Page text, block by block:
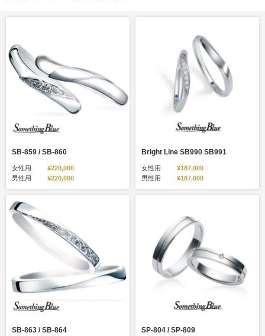
SB-859 / SB-860
女性用
¥220,000
男性用
¥220,000
Bright Line SB990 SB991
女性用
¥187,000
男性用
¥187,000
SB-863 / SB-864 SP-804 / SP-809